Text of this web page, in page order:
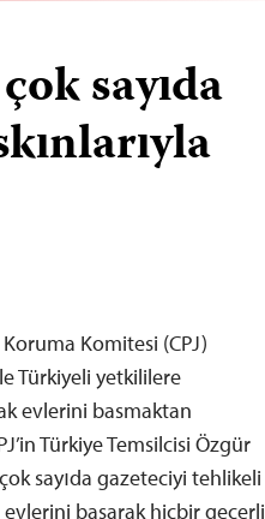
sayıda
Komitesi (CPJ)
Türkiyeli yetkililere
evlerini basmaktan
Türkiye Temsilcisi Özgür
sayıda gazeteciyi tehlikeli
basarak hiçbir geçerli